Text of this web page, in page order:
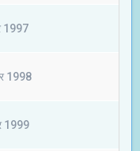
1997
1998
1999